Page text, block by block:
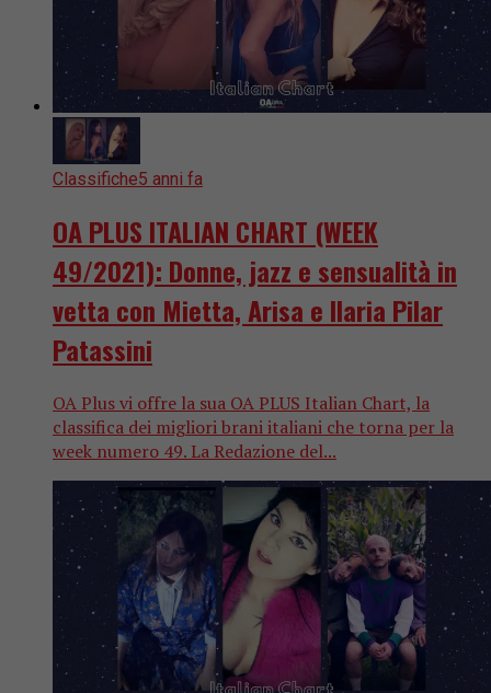
Classifiche5 anni fa
OA PLUS ITALIAN CHART (WEEK
49/2021): Donne, jazz e sensualità in
vetta con Mietta, Arisa e Ilaria Pilar
Patassini
OA Plus vi offre la sua OA PLUS Italian Chart, la
classifica dei migliori brani italiani che torna per la
week numero 49. La Redazione del...